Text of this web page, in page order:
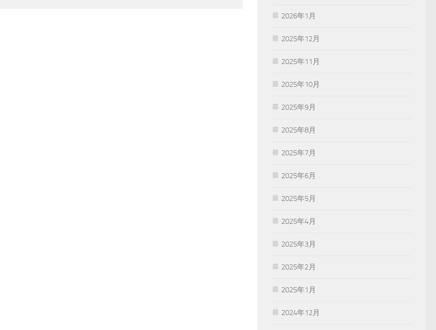
2026年1月
2025年12月
2025年11月
2025年10月
2025年9月
2025年8月
2025年7月
2025年6月
2025年5月
2025年4月
2025年3月
2025年2月
2025年1月
2024年12月